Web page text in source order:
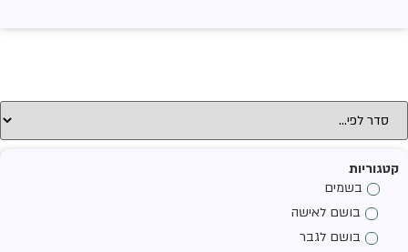
קטגוריות
בשמים
בושם לאישה
בושם לגבר